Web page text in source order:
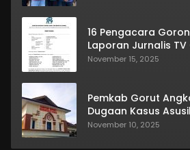
16 Pengacara
Laporan Jurnalis TV
November 15, 2025
Pemkab Gorut
Dugaan Kasus
November 10, 2025